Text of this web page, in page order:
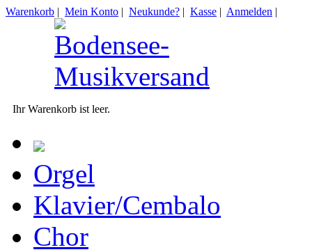
Warenkorb | Mein Konto | Neukunde? | Kasse | Anmelden |
Ihr Warenkorb ist leer.
Orgel
Klavier/Cembalo
Chor